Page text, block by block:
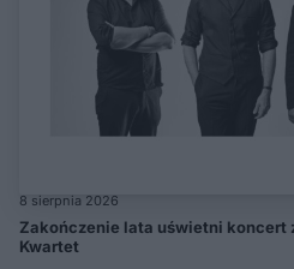
8 sierpnia 2026
Zakończenie lata uświetni koncert
Kwartet